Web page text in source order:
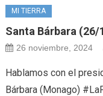
MI TIERRA
Santa Bárbara (26/
26 noviembre, 2024
Hablamos con el
Bárbara (Monago)